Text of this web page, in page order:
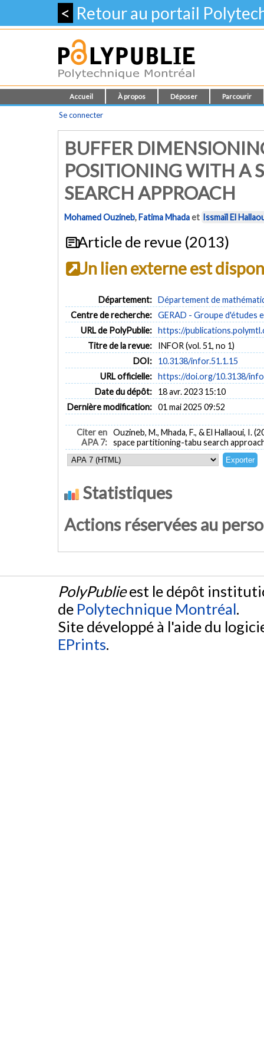
< Retour au portail
Accueil À propos Déposer Parcourir
Se connecter
BUFFER
POSITIONING WITH A
SEARCH APPROACH
Mohamed Ouzineb,Fatima Mhadaet Issmaïl El
Article de revue (2013)
Un lien externe est
Département: Département de
Centre de recherche: GERAD - Groupe d'études
URL de PolyPublie: https://
Titre de la revue:
INFOR (vol. 51, no 1)
DOI:
10.3138/infor.51.1.15
URL officielle: https://doi.org/10.3138/
Date du dépôt:
18 avr. 2023 15:10
Dernière modification: 01 mai 2025 09:52
Citer en
APA 7:
Ouzineb, M., Mhada, F., & El Hallaoui,
space partitioning-tabu search
Statistiques
Actions réservées au
PolyPublieest le dépôt
de Polytechnique Montréal.
Site développé à l'aide du
EPrints.